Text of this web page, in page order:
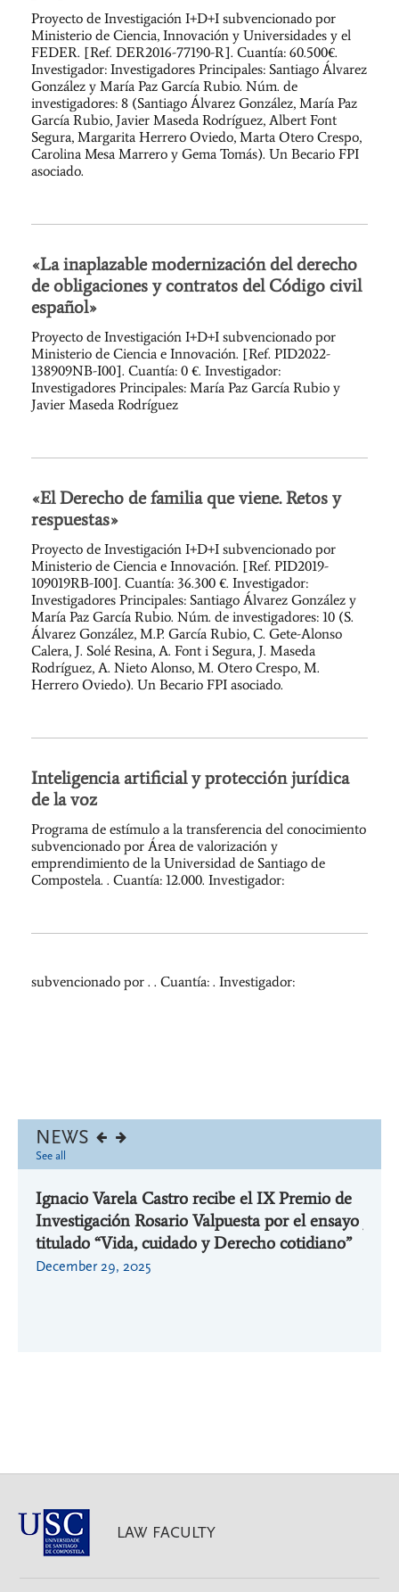
Proyecto de Investigación I+D+I subvencionado por
Ministerio de Ciencia, Innovación y Universidades y el
FEDER. [Ref. DER2016-77190-R]. Cuantía: 60.500€.
Investigador: Investigadores Principales: Santiago Álvarez
González y María Paz García Rubio. Núm. de
investigadores: 8 (Santiago Álvarez González, María Paz
García Rubio, Javier Maseda Rodríguez, Albert Font
Segura, Margarita Herrero Oviedo, Marta Otero Crespo,
Carolina Mesa Marrero y Gema Tomás). Un Becario FPI
asociado.
«La inaplazable modernización del derecho
de obligaciones y contratos del Código civil
español»
Proyecto de Investigación I+D+I subvencionado por
Ministerio de Ciencia e Innovación. [Ref. PID2022-
138909NB-I00]. Cuantía: 0 €. Investigador:
Investigadores Principales: María Paz García Rubio y
Javier Maseda Rodríguez
«El Derecho de familia que viene. Retos y
respuestas»
Proyecto de Investigación I+D+I subvencionado por
Ministerio de Ciencia e Innovación. [Ref. PID2019-
109019RB-I00]. Cuantía: 36.300 €. Investigador:
Investigadores Principales: Santiago Álvarez González y
María Paz García Rubio. Núm. de investigadores: 10 (S.
Álvarez González, M.P. García Rubio, C. Gete-Alonso
Calera, J. Solé Resina, A. Font i Segura, J. Maseda
Rodríguez, A. Nieto Alonso, M. Otero Crespo, M.
Herrero Oviedo). Un Becario FPI asociado.
Inteligencia artificial y protección jurídica
de la voz
Programa de estímulo a la transferencia del conocimiento
subvencionado por Área de valorización y
emprendimiento de la Universidad de Santiago de
Compostela. . Cuantía: 12.000. Investigador:
subvencionado por . . Cuantía: . Investigador:
NEWS
See all
Ignacio Varela Castro recibe el IX Premio de
Investigación Rosario Valpuesta por el ensayo
titulado “Vida, cuidado y Derecho cotidiano”
December 29, 2025
LAW FACULTY